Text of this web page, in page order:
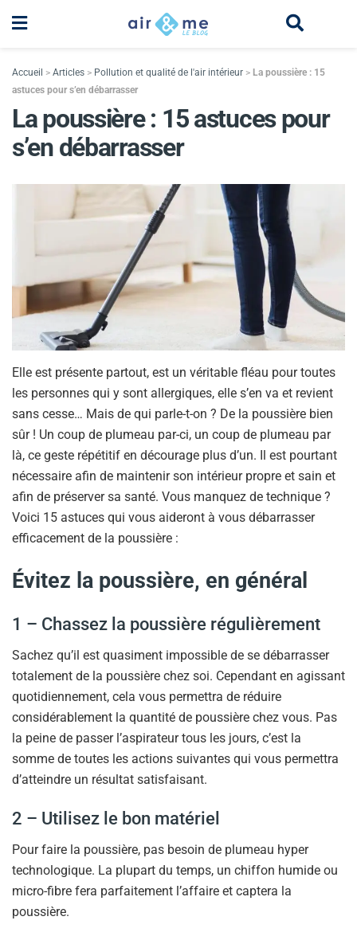
Accueil > Articles > Pollution et qualité de l'air intérieur > La poussière : 15
astuces pour s’en débarrasser
La poussière : 15 astuces pour
s’en débarrasser
Elle est présente partout, est un véritable fléau pour toutes
les personnes qui y sont allergiques, elle s’en va et revient
sans cesse… Mais de qui parle-t-on ? De la poussière bien
sûr ! Un coup de plumeau par-ci, un coup de plumeau par
là, ce geste répétitif en décourage plus d’un. Il est pourtant
nécessaire afin de maintenir son intérieur propre et sain et
afin de préserver sa santé. Vous manquez de technique ?
Voici 15 astuces qui vous aideront à vous débarrasser
efficacement de la poussière :
Évitez la poussière, en général
1 – Chassez la poussière régulièrement
Sachez qu’il est quasiment impossible de se débarrasser
totalement de la poussière chez soi. Cependant en agissant
quotidiennement, cela vous permettra de réduire
considérablement la quantité de poussière chez vous. Pas
la peine de passer l’aspirateur tous les jours, c’est la
somme de toutes les actions suivantes qui vous permettra
d’atteindre un résultat satisfaisant.
2 – Utilisez le bon matériel
Pour faire la poussière, pas besoin de plumeau hyper
technologique. La plupart du temps, un chiffon humide ou
micro-fibre fera parfaitement l’affaire et captera la
poussière.